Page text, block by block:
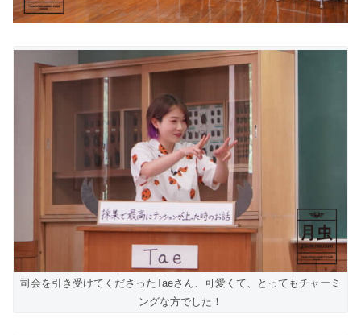
司会を引き受けてくださったTaeさん、可愛くて、とってもチャーミ
ングな方でした！